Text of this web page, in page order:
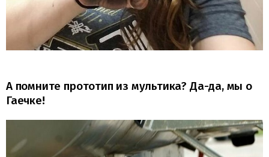
А помните прототип из мультика? Да-да, мы о
Гаечке!